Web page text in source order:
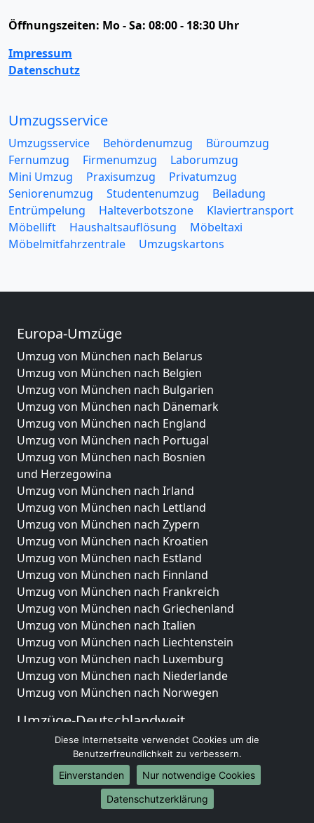
Öffnungszeiten: Mo - Sa: 08:00 - 18:30 Uhr
Impressum
Datenschutz
Umzugsservice
Umzugsservice Behördenumzug
Büroumzug
Fernumzug
Firmenumzug
Laborumzug
Mini Umzug
Praxisumzug
Privatumzug
Seniorenumzug
Studentenumzug
Beiladung
Entrümpelung
Halteverbotszone
Klaviertransport
Möbellift
Haushaltsauflösung
Möbeltaxi
Möbelmitfahrzentrale
Umzugskartons
Europa-Umzüge
Umzug von München nach Belarus
Umzug von München nach Belgien
Umzug von München nach Bulgarien
Umzug von München nach Dänemark
Umzug von München nach England
Umzug von München nach Portugal
Umzug von München nach Bosnien
und Herzegowina
Umzug von München nach Irland
Umzug von München nach Lettland
Umzug von München nach Zypern
Umzug von München nach Kroatien
Umzug von München nach Estland
Umzug von München nach Finnland
Umzug von München nach Frankreich
Umzug von München nach Griechenland
Umzug von München nach Italien
Umzug von München nach Liechtenstein
Umzug von München nach Luxemburg
Umzug von München nach Niederlande
Umzug von München nach Norwegen
Umzüge-Deutschlandweit
Umzug von München nach Berlin
Umzug von München nach Hamburg
Umzug von München nach München
Umzug von München nach Köln
Umzug von München nach Frankfurt am Main
Diese Internetseite verwendet Cookies um die
Benutzerfreundlichkeit zu verbessern.
Einverstanden
Nur notwendige Cookies
Datenschutzerklärung